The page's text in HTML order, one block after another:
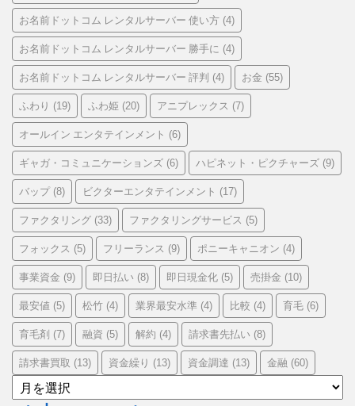
お名前ドットコム レンタルサーバー 使い方 (4)
お名前ドットコム レンタルサーバー 勝手に (4)
お名前ドットコム レンタルサーバー 評判 (4) お金 (55)
ふわり (19) ふわ姫 (20) アニプレックス (7)
オールイン エンタテインメント (6)
ギャガ・コミュニケーションズ (6) ハピネット・ピクチャーズ (9)
バップ(8) ビクターエンタテインメント (17)
ファクタリング (33) ファクタリングサービス (5)
フォックス (5) フリーランス (9) ポニーキャニオン (4)
事業資金 (9) 即日払い (8) 即日現金化 (5) 売掛金 (10)
最安値 (5) 松竹 (4) 業界最安水準 (4) 比較 (4) 育毛 (6)
育毛剤 (7) 融資 (5) 解約 (4) 請求書先払い (8)
請求書買取 (13) 資金繰り (13) 資金調達 (13) 金融 (60)
ア
ー